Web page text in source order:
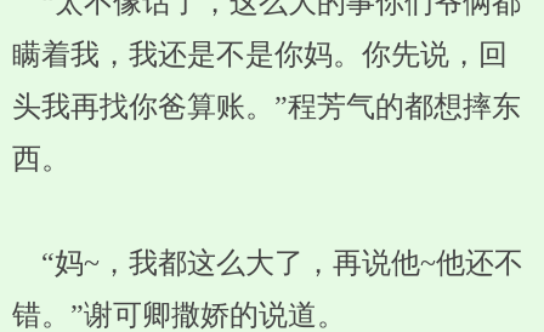
瞒着我，我还是不是你妈。你先说，回
头我再找你爸算账。”程芳气的都想摔东
西。
“妈~，我都这么大了，再说他~他还不
错。”谢可卿撒娇的说道。